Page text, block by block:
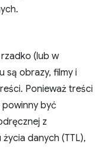
(lub w
są obrazy, filmy i
Ponieważ treści
powinny być
z
danych (TTL),